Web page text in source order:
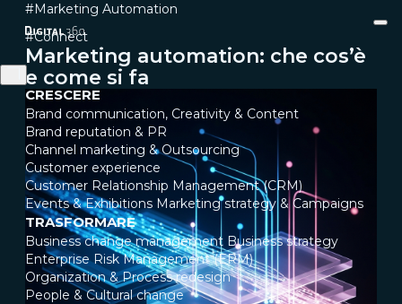
CRESCERE
Brand communication, Creativity & Content
Brand reputation & PR
Channel marketing & Outsourcing
Customer experience
Customer Relationship Management (CRM)
Events & Exhibitions Marketing strategy & Campaigns
TRASFORMARE
Business change management Business strategy
Enterprise Risk Management (ERM)
Organization & Process redesign
People & Cultural change
#Marketing Automation
#Connect
Marketing automation: che cos’è
e come si fa